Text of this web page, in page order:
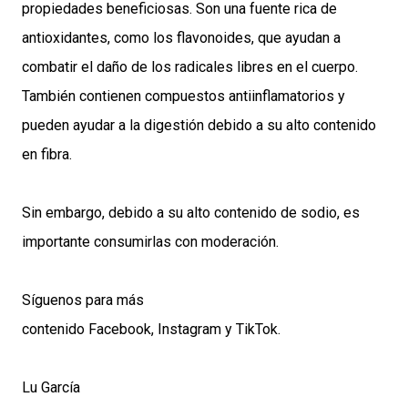
propiedades beneficiosas. Son una fuente rica de
antioxidantes, como los flavonoides, que ayudan a
combatir el daño de los radicales libres en el cuerpo.
También contienen compuestos antiinflamatorios y
pueden ayudar a la digestión debido a su alto contenido
en fibra.
Sin embargo, debido a su alto contenido de sodio, es
importante consumirlas con moderación.
Síguenos para más
contenido Facebook, Instagram y TikTok.
Lu García